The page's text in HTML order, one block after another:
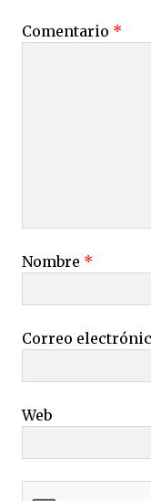
Comentario *
Nombre *
Correo
Web